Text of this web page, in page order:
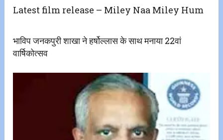
Latest film release – Miley Naa Miley Hum
भाविप जनकपुरी शाखा ने हर्षोल्लास के साथ मनाया 22वां
वार्षिकोत्सव